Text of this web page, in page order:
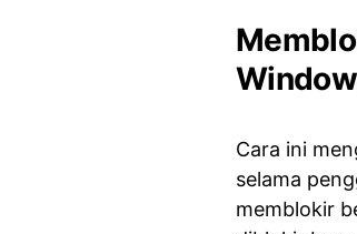
Cara ini
selama
memblokir